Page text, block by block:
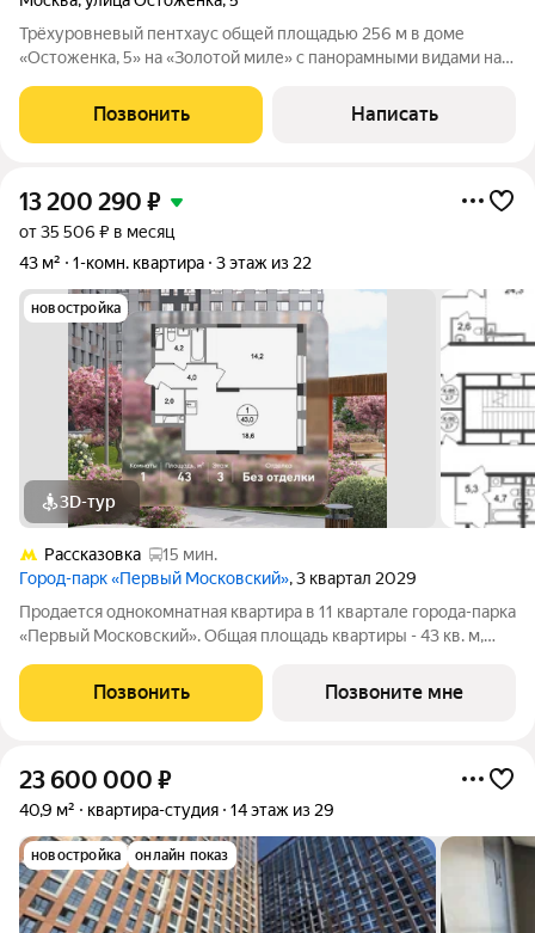
Трёхуровневый пентхаус общей площадью 256 м в доме
«Остоженка, 5» на «Золотой миле» с панорамными видами на
заменены деревянные перекрытия на железобетонные.
Квартира укомплектована мебелью и
Позвонить Написать
13 200 290 ₽
от 35 506 ₽ в месяц
43 м²
1-комн. квартира 3 этаж из 22
новостройка
3D-тур
Рассказовка
15 мин.
Город-парк «Первый Московский», 3 квартал 2029
Продается однокомнатная квартира в 11 квартале города-парка
«Первый Московский». Общая площадь квартиры - 43 кв. м,
квартал 2029 года. Тип дома - монолитный. ТОЛЬКО ДО 31
АВГУСТА выгодные
Позвонить Позвоните мне
23 600 000 ₽
40,9 м² квартира-студия 14 этаж из 29
новостройка онлайн показ